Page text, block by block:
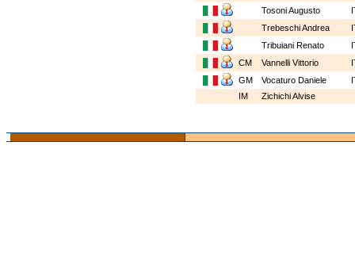
Tosoni Augusto
Trebeschi Andrea
Tribuiani Renato
CM
Vannelli Vittorio
GM
Vocaturo Daniele
IM
Zichichi Alvise